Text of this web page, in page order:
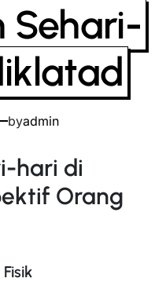
Sehari-
byadmin
hari di
Orang